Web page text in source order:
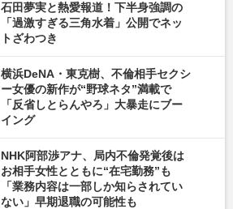
石田夢実と熱愛報道！下半身強調の
「過激すぎる三角水着」公開でネッ
トざわつき
横浜DeNA・東克樹、不倫相手セクシ
ー女優の新作が“野球ネタ”満載で
「反省しとらんやろ」大暴走にブー
イング
NHK阿部渉アナ、局内不倫発覚後は
お相手女性とともに“在宅勤務”も
「業務内容は一部しか知らされてい
ない」早期退職の可能性も